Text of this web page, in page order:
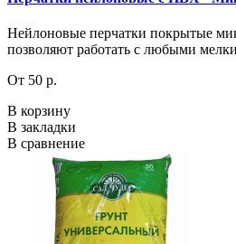
Нейлоновые перчатки покрытые
позволяют работать с любыми
От 50 р.
В корзину
В закладки
В сравнение